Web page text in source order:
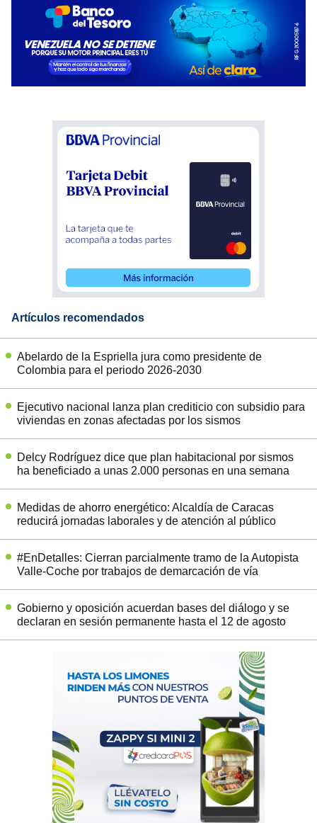
Artículos recomendados
Abelardo de la Espriella jura como presidente de
Colombia para el periodo 2026-2030
Ejecutivo nacional lanza plan crediticio con subsidio para
viviendas en zonas afectadas por los sismos
Delcy Rodríguez dice que plan habitacional por sismos
ha beneficiado a unas 2.000 personas en una semana
Medidas de ahorro energético: Alcaldía de Caracas
reducirá jornadas laborales y de atención al público
#EnDetalles: Cierran parcialmente tramo de la Autopista
Valle-Coche por trabajos de demarcación de vía
Gobierno y oposición acuerdan bases del diálogo y se
declaran en sesión permanente hasta el 12 de agosto